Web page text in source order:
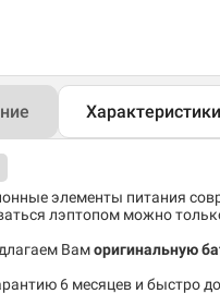
Характеристики
элементы питания
лэптопом можно
Ваморигинальную
6 месяцев и быстро